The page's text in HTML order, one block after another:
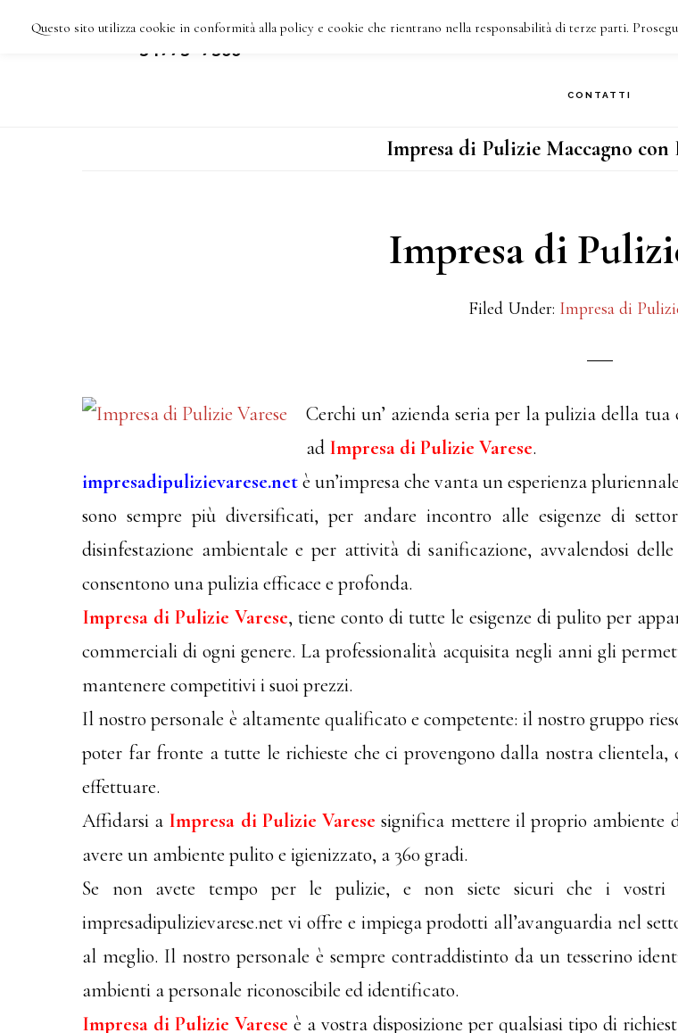
IMPRESA DI PULIZIE
HOME CHI SIAMO COSA FACCIAMO I
CONTATTI
Impresa di Pulizie Maccagno con
Impresa di
Filed Under: Impresa di
Cerchi un’ azienda seria per la pulizia della
ad Impresa di Pulizie Varese.
impresadipulizievarese.netè un’impresa che vanta un esperienza
sono sempre più diversificati, per andare incontro alle esigenze di
disinfestazione ambientale e per attività di sanificazione, avvalendosi
consentono una pulizia efficace e profonda.
Impresa di Pulizie Varese, tiene conto di tutte le esigenze di pulito per
commerciali di ogni genere. La professionalità acquisita negli anni gli
mantenere competitivi i suoi prezzi.
Il nostro personale è altamente qualificato e competente: il nostro gruppo
poter far fronte a tutte le richieste che ci provengono dalla nostra
effettuare.
Affidarsi a Impresa di Pulizie Varese significa mettere il proprio ambiente
avere un ambiente pulito e igienizzato, a 360 gradi.
Se non avete tempo per le pulizie, e non siete sicuri che i vostri
impresadipulizievarese.net vi offre e impiega prodotti all’avanguardia nel
al meglio. Il nostro personale è sempre contraddistinto da un tesserino
ambienti a personale riconoscibile ed identificato.
Impresa di Pulizie Varese è a vostra disposizione per qualsiasi tipo di
Questo sito utilizza cookie in conformità alla policy e cookie che rientrano nella responsabilità di terze parti.